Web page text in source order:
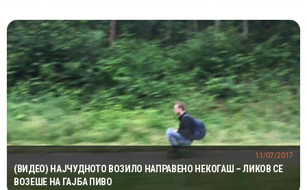
(ВИДЕО) НАЈЧУДНОТО ВОЗИЛО НАПРАВЕНО НЕКОГАШ – ЛИКОВ СЕ
ВОЗЕШЕ НА ГАЈБА ПИВО
11/07/2017